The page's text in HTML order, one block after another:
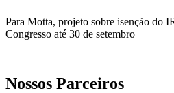
Para Motta, projeto sobre isenção do
Congresso até 30 de setembro
Nossos Parceiros